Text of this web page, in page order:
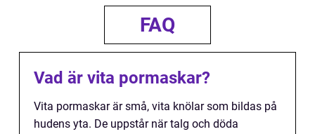
FAQ
Vad är vita pormaskar?
Vita pormaskar är små, vita knölar som bildas på
hudens yta. De uppstår när talg och döda